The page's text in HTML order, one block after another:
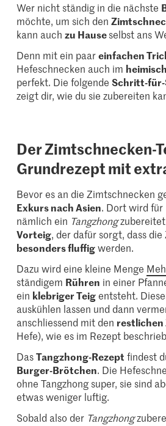
Wer nicht ständig in die nächste
möchte, um sich den
kann auchzu Hauseselbst ans
Denn mit ein paareinfachen
Hefeschnecken auch im
perfekt. Die folgendeSchritt-
zeigt dir, wie du sie zubereiten
Der Zimtschnecken-
Grundrezept mit
Bevor es an die Zimtschnecken
Exkurs nach Asien. Dort wird für
nämlich ein Tangzhong
Vorteig, der dafür sorgt, dass
besonders fluffigwerden.
Dazu wird eine kleine Menge
ständigem Rühren in einer
ein klebriger Teigentsteht.
auskühlen lassen und dann
anschliessend mit den
Hefe), wie es im Rezept
DasTangzhong-Rezept findest
Burger-Brötchen. Die
ohne Tangzhong super, sie sind
etwas weniger luftig.
Sobald also der Tangzhong